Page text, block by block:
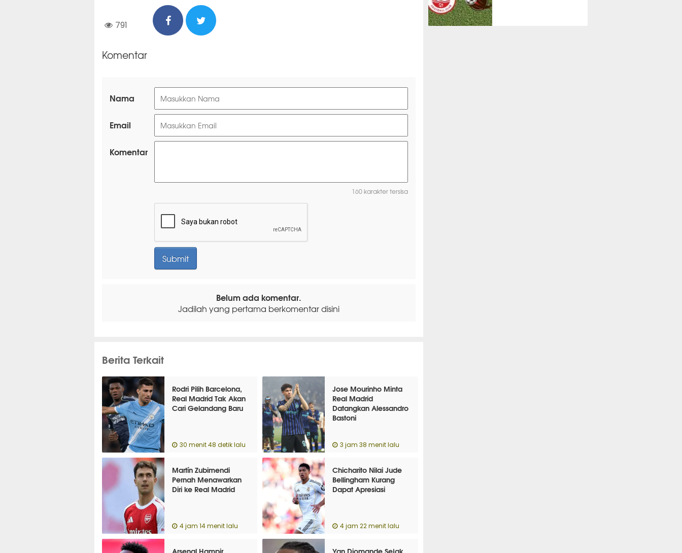
791
Komentar
Nama
Email
Komentar
160 karakter tersisa
Belum ada komentar.
Jadilah yang pertama berkomentar disini
Berita Terkait
Rodri Pilih Barcelona,
Real Madrid Tak Akan
Cari Gelandang Baru
30 menit 48 detik lalu
Jose Mourinho Minta
Real Madrid
Datangkan Alessandro
Bastoni
3 jam 38 menit lalu
Martín Zubimendi
Pernah Menawarkan
Diri ke Real Madrid
4 jam 14 menit lalu
Chicharito Nilai Jude
Bellingham Kurang
Dapat Apresiasi
4 jam 22 menit lalu